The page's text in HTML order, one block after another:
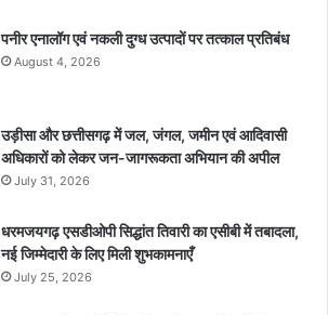
पनीर एनालॉग एवं नकली दुग्ध उत्पादों पर तत्काल प्रतिबंध
August 4, 2026
उड़ीसा और छत्तीसगढ़ में जल, जंगल, जमीन एवं आदिवासी
अधिकारों को लेकर जन-जागरूकता अभियान की अपील
July 31, 2026
धरमजयगढ़ एसडीओपी सिद्धांत तिवारी का एसीबी में तबादला,
नई जिम्मेदारी के लिए मिली शुभकामनाएँ
July 25, 2026